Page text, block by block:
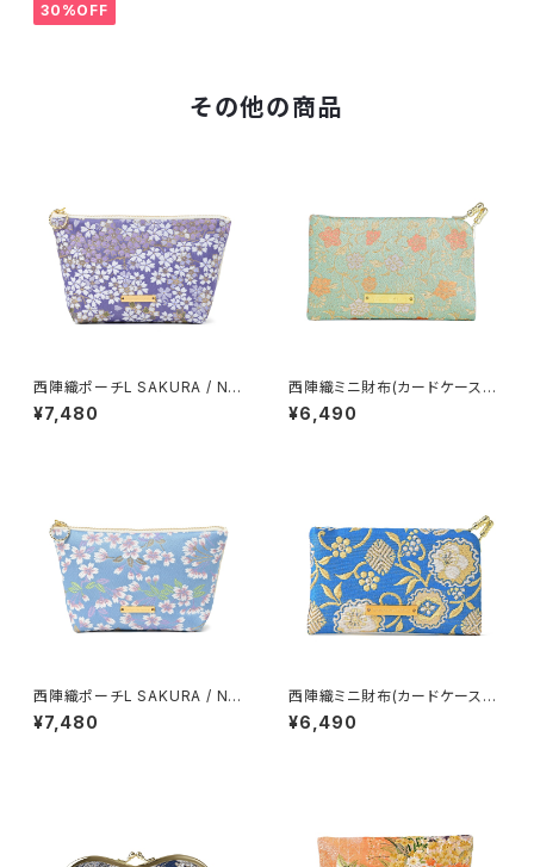
30%OFF
その他の商品
西陣織ポーチL SAKURA / NP
L22
¥7,480
西陣織ミニ財布(カードケース)
KARAKUSA / NCC7【人気商
品】
¥6,490
西陣織ポーチL SAKURA / NP
L20
¥7,480
西陣織ミニ財布(カードケース)
YUKIWA / NCC19
¥6,490